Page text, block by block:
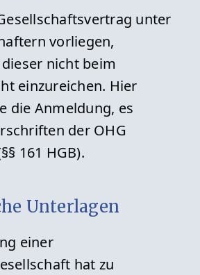
unter
vorliegen,
nicht beim
einzureichen. Hier
die Anmeldung, es
der OHG
161 HGB).
Unterlagen
einer
hat zu